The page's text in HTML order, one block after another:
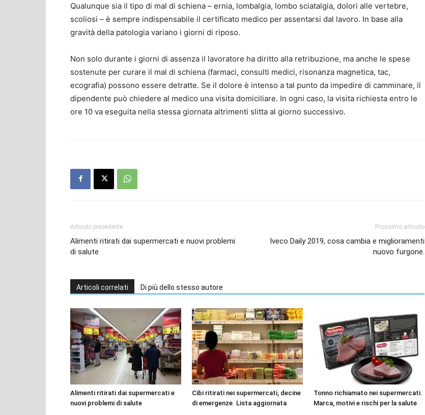
Qualunque sia il tipo di mal di schiena – ernia, lombalgia, lombo sciatalgia, dolori alle vertebre,
scoliosi – è sempre indispensabile il certificato medico per assentarsi dal lavoro. In base alla
gravità della patologia variano i giorni di riposo.
Non solo durante i giorni di assenza il lavoratore ha diritto alla retribuzione, ma anche le spese
sostenute per curare il mal di schiena (farmaci, consulti medici, risonanza magnetica, tac,
ecografia) possono essere detratte. Se il dolore è intenso a tal punto da impedire di camminare, il
dipendente può chiedere al medico una visita domiciliare. In ogni caso, la visita richiesta entro le
ore 10 va eseguita nella stessa giornata altrimenti slitta al giorno successivo.
Articolo precedente
Alimenti ritirati dai supermercati e nuovi problemi
di salute
Prossimo articolo
Iveco Daily 2019, cosa cambia e miglioramenti
nuovo furgone.
Articoli correlati Di più dello stesso autore
Alimenti ritirati dai supermercati e
nuovi problemi di salute
Cibi ritirati nei supermercati, decine
di emergenze. Lista aggiornata
Tonno richiamato nei supermercati.
Marca, motivi e rischi per la salute